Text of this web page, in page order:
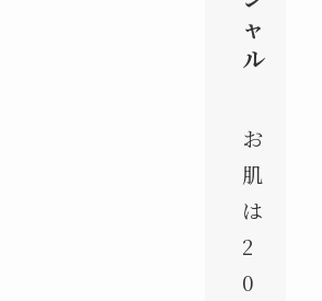
ャ
ル
お
肌
は
2
0